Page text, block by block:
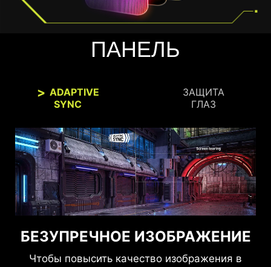
ПАНЕЛЬ
ADAPTIVE
SYNC
ЗАЩИТА
ГЛАЗ
БЕЗУПРЕЧНОЕ ИЗОБРАЖЕНИЕ
Чтобы повысить качество изображения в
ВИДЕТЬ ЧЕТКО, ВИДЕТЬ
КОМФОРТНО